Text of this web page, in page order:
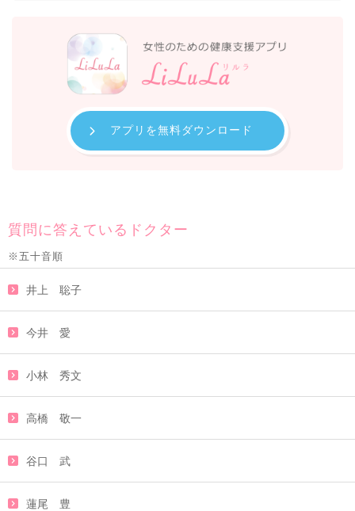
アプリを無料ダウンロード
質問に答えているドクター
※五十音順
井上 聡子
今井 愛
小林 秀文
高橋 敬一
谷口 武
蓮尾 豊